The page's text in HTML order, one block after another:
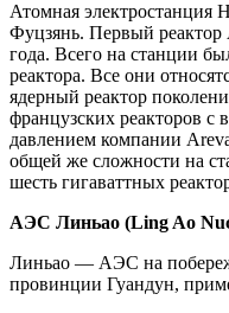
Атомная электростанция
Фуцзянь. Первый реактор
года. Всего на станции
реактора. Все они
ядерный реактор
французских реакторов с
давлением компании
общей же сложности на
шесть гигаваттных
АЭС Линьао (Ling Ao
Линьао — АЭС на
провинции Гуандун,